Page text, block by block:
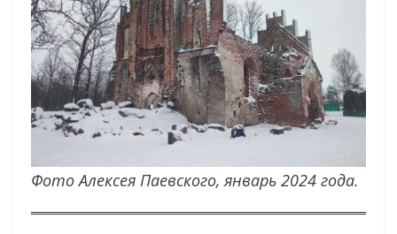
Фото Алексея Паевского, январь 2024 года.